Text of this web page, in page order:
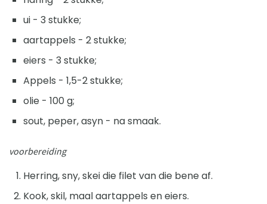
ui - 3 stukke;
aartappels - 2 stukke;
eiers - 3 stukke;
Appels - 1,5-2 stukke;
olie - 100 g;
sout, peper, asyn - na smaak.
voorbereiding
Herring, sny, skei die filet van die bene af.
Kook, skil, maal aartappels en eiers.